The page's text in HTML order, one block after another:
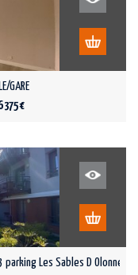
GARE
375 €
Les Sables D Olonne